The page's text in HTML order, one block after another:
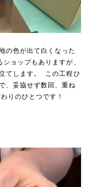
の色が出て白くなった
ョップもありますが、
てします。 この工程ひ
、妥協せず数回、重ね
りのひとつです！